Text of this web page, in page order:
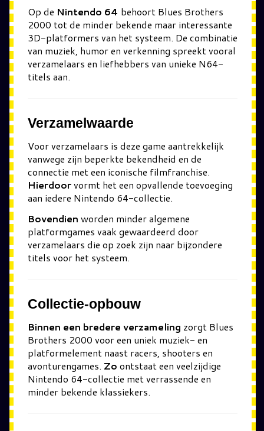
Op de Nintendo 64 behoort Blues Brothers
2000 tot de minder bekende maar interessante
3D-platformers van het systeem. De combinatie
van muziek, humor en verkenning spreekt vooral
verzamelaars en liefhebbers van unieke N64-
titels aan.
Verzamelwaarde
Voor verzamelaars is deze game aantrekkelijk
vanwege zijn beperkte bekendheid en de
connectie met een iconische filmfranchise.
Hierdoorvormt het een opvallende toevoeging
aan iedere Nintendo 64-collectie.
Bovendien worden minder algemene
platformgames vaak gewaardeerd door
verzamelaars die op zoek zijn naar bijzondere
titels voor het systeem.
Collectie-opbouw
Binnen een bredere verzameling zorgt Blues
Brothers 2000 voor een uniek muziek- en
platformelement naast racers, shooters en
avonturengames. Zo ontstaat een veelzijdige
Nintendo 64-collectie met verrassende en
minder bekende klassiekers.